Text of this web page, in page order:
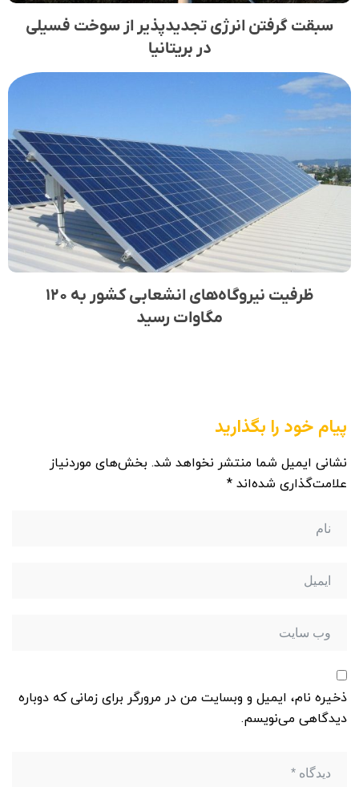
سبقت گرفتن انرژی تجدیدپذیر از سوخت فسیلی
در بریتانیا
ظرفیت نیروگاه‌های انشعابی کشور به ۱۲۰
مگاوات رسید
پیام خود را بگذارید
نشانی ایمیل شما منتشر نخواهد شد. بخش‌های موردنیاز
علامت‌گذاری شده‌اند *
ذخیره نام، ایمیل و وبسایت من در مرورگر برای زمانی که دوباره
دیدگاهی می‌نویسم.